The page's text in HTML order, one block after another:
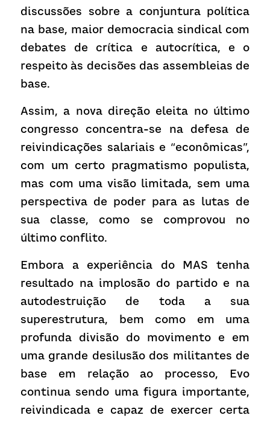
discussões sobre a conjuntura política
na base, maior democracia sindical com
debates de crítica e autocrítica, e o
respeito às decisões das assembleias de
base.
Assim, a nova direção eleita no último
congresso concentra-se na defesa de
reivindicações salariais e “econômicas”,
com um certo pragmatismo populista,
mas com uma visão limitada, sem uma
perspectiva de poder para as lutas de
sua classe, como se comprovou no
último conflito.
Embora a experiência do MAS tenha
resultado na implosão do partido e na
autodestruição de toda a sua
superestrutura, bem como em uma
profunda divisão do movimento e em
uma grande desilusão dos militantes de
base em relação ao processo, Evo
continua sendo uma figura importante,
reivindicada e capaz de exercer certa